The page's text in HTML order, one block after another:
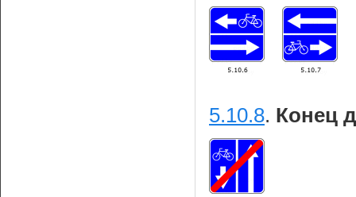
5.10.8. Конец